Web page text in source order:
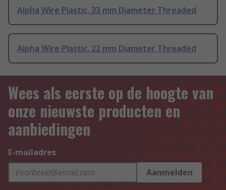
Alpha Wire Plastic, 33 mm Diameter Threaded
Alpha Wire Plastic, 22 mm Diameter Threaded
Wees als eerste op de hoogte van
onze nieuwste producten en
aanbiedingen
E-mailadres
Aanmelden